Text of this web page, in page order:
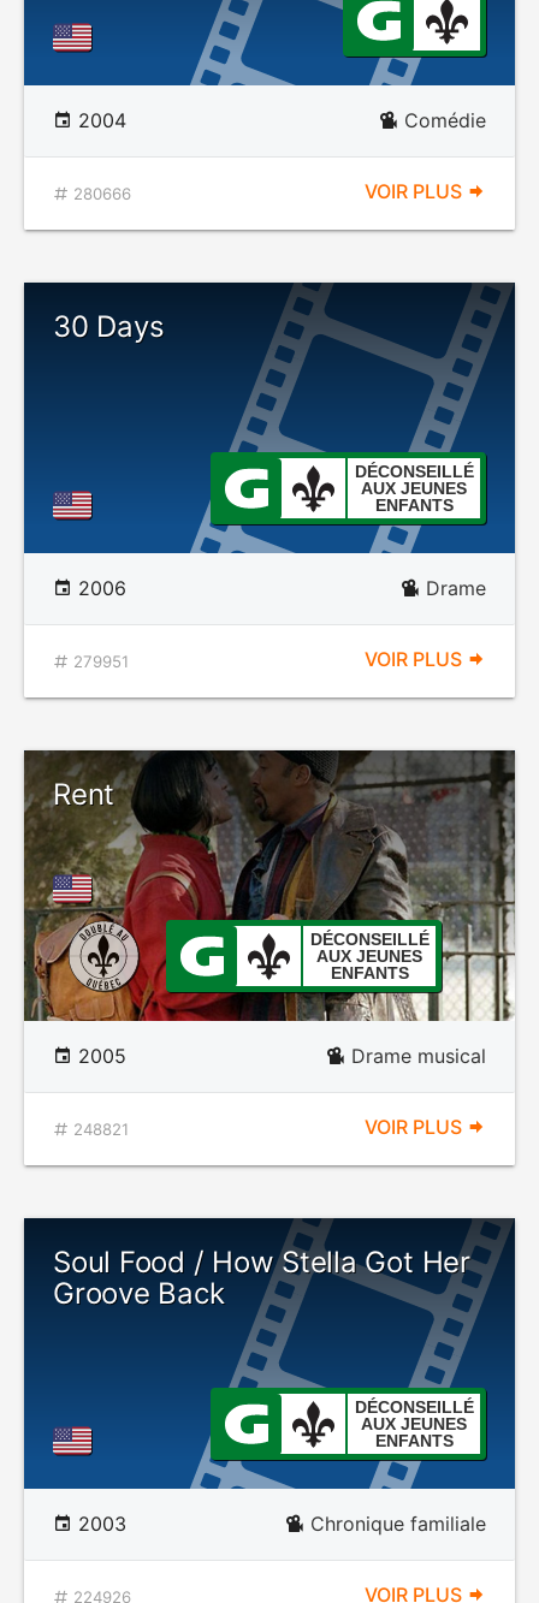
2004 Comédie
280666 VOIR PLUS
30 Days
DÉCONSEILLÉ
AUX JEUNES
ENFANTS
2006 Drame
279951 VOIR PLUS
Rent
DÉCONSEILLÉ
AUX JEUNES
ENFANTS
2005 Drame musical
248821 VOIR PLUS
Soul Food / How Stella Got Her
Groove Back
DÉCONSEILLÉ
AUX JEUNES
ENFANTS
2003 Chronique familiale
224926 VOIR PLUS